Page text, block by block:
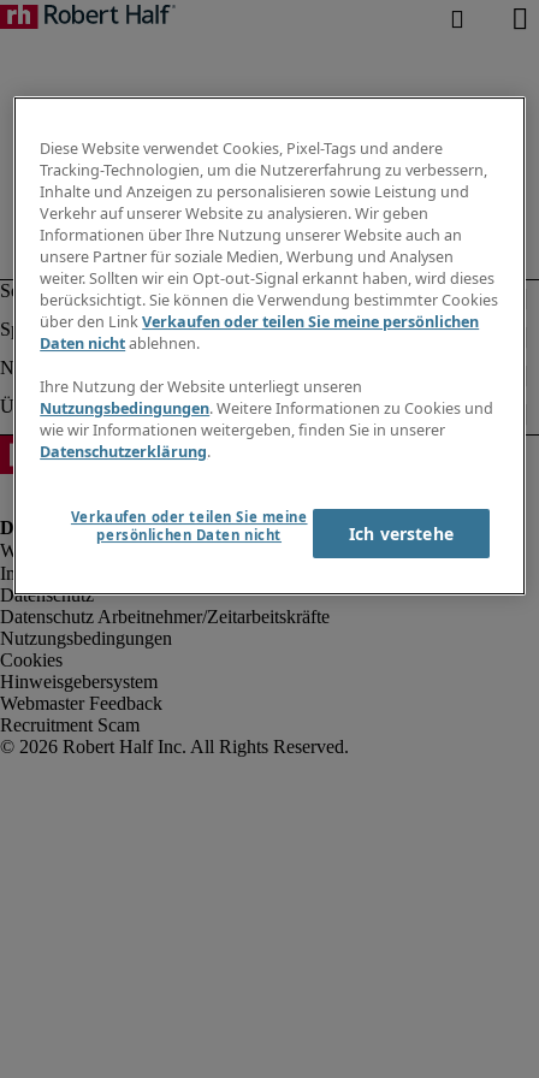
Impressum
Datenschutz
Datenschutz Arbeitnehmer/Zeitarbeitskräfte
Nutzungsbedingungen
Cookies
Hinweisgebersystem
Webmaster Feedback
Recruitment Scam
Diese Website verwendet Cookies, Pixel-Tags und andere
Tracking-Technologien, um die Nutzererfahrung zu verbessern,
Inhalte und Anzeigen zu personalisieren sowie Leistung und
Verkehr auf unserer Website zu analysieren. Wir geben
Informationen über Ihre Nutzung unserer Website auch an
unsere Partner für soziale Medien, Werbung und Analysen
weiter. Sollten wir ein Opt-out-Signal erkannt haben, wird dieses
berücksichtigt. Sie können die Verwendung bestimmter Cookies
über den LinkVerkaufen oder teilen Sie meine persönlichen
Daten nichtablehnen.
Ihre Nutzung der Website unterliegt unseren
Nutzungsbedingungen. Weitere Informationen zu Cookies und
wie wir Informationen weitergeben, finden Sie in unserer
Datenschutzerklärung.
Verkaufen oder teilen Sie meine
persönlichen Daten nicht
Ich verstehe